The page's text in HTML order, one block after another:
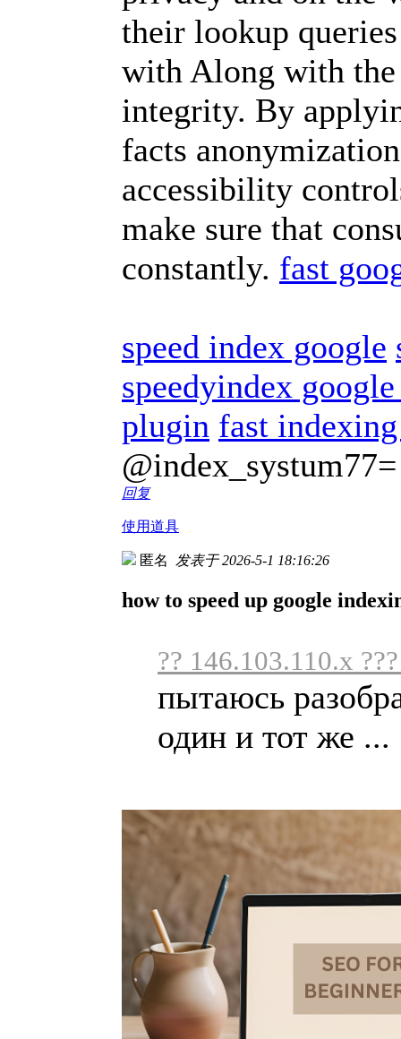
their lookup
with Along with
integrity. By
facts
accessibility
make sure that
constantly. fast
speed index google
speedyindex
plugin fast
@index_systum77=
回复
使用道具
匿名 发表于 2026-5-1 18:16:26
how to speed up google
?? 146.103.110.x
пытаюсь
один и тот же ...